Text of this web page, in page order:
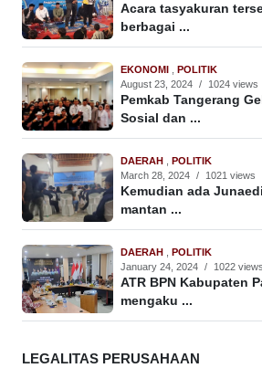
Acara tasyakuran
berbagai ...
EKONOMI
POLITIK
August 23, 2024 / 1024 views
Pemkab Tangerang
Sosial dan ...
DAERAH
POLITIK
March 28, 2024 / 1021 views
Kemudian ada
mantan ...
DAERAH
POLITIK
January 24, 2024 / 1022 views
ATR BPN Kabupaten
mengaku ...
LEGALITAS PERUSAHAAN